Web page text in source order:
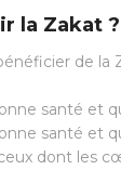
la Zakat ?
de la
santé et
santé et
dont les